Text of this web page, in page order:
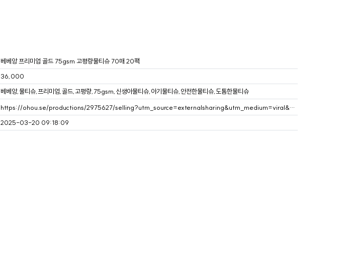
베베앙 프리미엄 골드 75gsm 고평량물티슈 70매 20팩
36,000
베베앙,물티슈,프리미엄,골드,고평량,75gsm,신생아물티슈,아기물티슈,안전한물티슈,도톰한물티슈
https://ohou.se/productions/2975627/selling?utm_source=externalsharing&utm_medium=viral&airbridge_referrer=airbridge%3Dtrue%26event_uuid%3Dd63dbe26-6c95-4dc6-87af-6d6ec94f61f8%26client_id%3Dc4b47258-a382-4f39-bd1c-097fc0071ef8%26referrer_timestamp%3D17424
2025-03-20 09:18:09